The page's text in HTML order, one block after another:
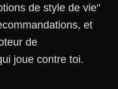
de style de vie"
et
de
joue contre toi.